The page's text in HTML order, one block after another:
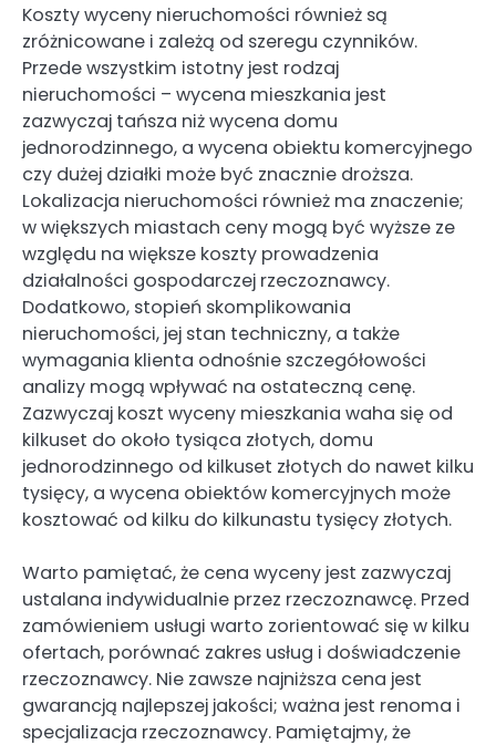
Koszty wyceny nieruchomości również są
zróżnicowane i zależą od szeregu czynników.
Przede wszystkim istotny jest rodzaj
nieruchomości – wycena mieszkania jest
zazwyczaj tańsza niż wycena domu
jednorodzinnego, a wycena obiektu komercyjnego
czy dużej działki może być znacznie droższa.
Lokalizacja nieruchomości również ma znaczenie;
w większych miastach ceny mogą być wyższe ze
względu na większe koszty prowadzenia
działalności gospodarczej rzeczoznawcy.
Dodatkowo, stopień skomplikowania
nieruchomości, jej stan techniczny, a także
wymagania klienta odnośnie szczegółowości
analizy mogą wpływać na ostateczną cenę.
Zazwyczaj koszt wyceny mieszkania waha się od
kilkuset do około tysiąca złotych, domu
jednorodzinnego od kilkuset złotych do nawet kilku
tysięcy, a wycena obiektów komercyjnych może
kosztować od kilku do kilkunastu tysięcy złotych.
Warto pamiętać, że cena wyceny jest zazwyczaj
ustalana indywidualnie przez rzeczoznawcę. Przed
zamówieniem usługi warto zorientować się w kilku
ofertach, porównać zakres usług i doświadczenie
rzeczoznawcy. Nie zawsze najniższa cena jest
gwarancją najlepszej jakości; ważna jest renoma i
specjalizacja rzeczoznawcy. Pamiętajmy, że